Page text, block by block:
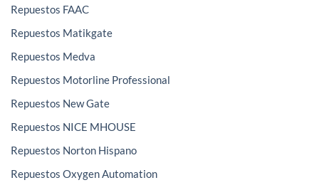
Repuestos FAAC
Repuestos Matikgate
Repuestos Medva
Repuestos Motorline Professional
Repuestos New Gate
Repuestos NICE MHOUSE
Repuestos Norton Hispano
Repuestos Oxygen Automation